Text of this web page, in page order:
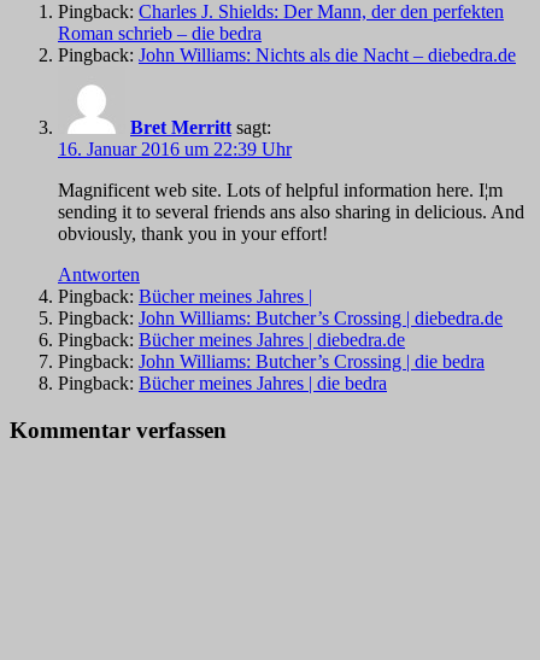
Pingback: Charles J. Shields: Der Mann, der den perfekten
Roman schrieb – die bedra
Pingback: John Williams: Nichts als die Nacht – diebedra.de
Bret Merritt sagt:
16. Januar 2016 um 22:39 Uhr
Magnificent web site. Lots of helpful information here. I¦m
sending it to several friends ans also sharing in delicious. And
obviously, thank you in your effort!
Antworten
Pingback: Bücher meines Jahres |
Pingback: John Williams: Butcher’s Crossing | diebedra.de
Pingback: Bücher meines Jahres | diebedra.de
Pingback: John Williams: Butcher’s Crossing | die bedra
Pingback: Bücher meines Jahres | die bedra
Kommentar verfassen